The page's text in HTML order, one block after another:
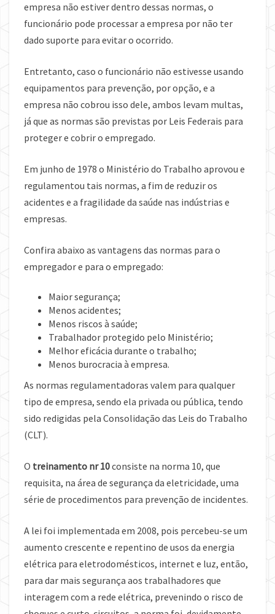
empresa não estiver dentro dessas normas, o
funcionário pode processar a empresa por não ter
dado suporte para evitar o ocorrido.
Entretanto, caso o funcionário não estivesse usando
equipamentos para prevenção, por opção, e a
empresa não cobrou isso dele, ambos levam multas,
já que as normas são previstas por Leis Federais para
proteger e cobrir o empregado.
Em junho de 1978 o Ministério do Trabalho aprovou e
regulamentou tais normas, a fim de reduzir os
acidentes e a fragilidade da saúde nas indústrias e
empresas.
Confira abaixo as vantagens das normas para o
empregador e para o empregado:
Maior segurança;
Menos acidentes;
Menos riscos à saúde;
Trabalhador protegido pelo Ministério;
Melhor eficácia durante o trabalho;
Menos burocracia à empresa.
As normas regulamentadoras valem para qualquer
tipo de empresa, sendo ela privada ou pública, tendo
sido redigidas pela Consolidação das Leis do Trabalho
(CLT).
O treinamento nr 10consiste na norma 10, que
requisita, na área de segurança da eletricidade, uma
série de procedimentos para prevenção de incidentes.
A lei foi implementada em 2008, pois percebeu-se um
aumento crescente e repentino de usos da energia
elétrica para eletrodomésticos, internet e luz, então,
para dar mais segurança aos trabalhadores que
interagem com a rede elétrica, prevenindo o risco de